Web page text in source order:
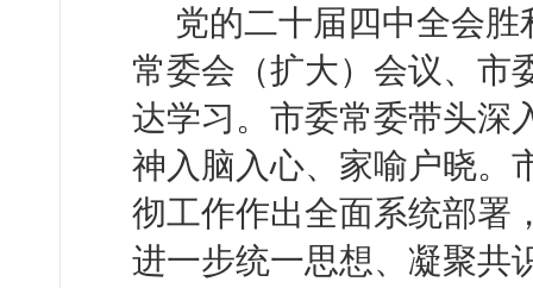
党的二十届四中全会
常委会（扩大）会议、市
达学习。市委常委带头深
神入脑入心、家喻户晓。
彻工作作出全面系统部署
进一步统一思想、凝聚共